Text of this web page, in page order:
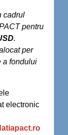
cadrul
pentru
.
per
a fondului
electronic